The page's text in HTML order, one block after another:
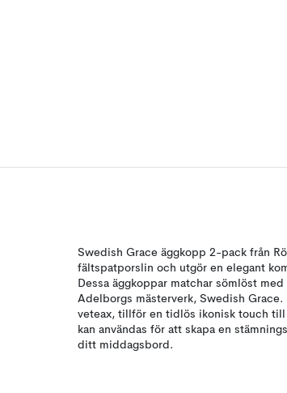
Swedish Grace äggkopp 2-pack från
fältspatporslin och utgör en elegant
Dessa äggkoppar matchar sömlöst
Adelborgs mästerverk, Swedish
veteax, tillför en tidlös ikonisk touch
kan användas för att skapa en
ditt middagsbord.